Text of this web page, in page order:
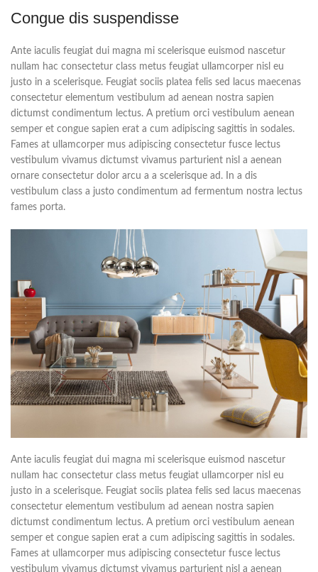
Congue dis suspendisse
Ante iaculis feugiat dui magna mi scelerisque euismod nascetur
nullam hac consectetur class metus feugiat ullamcorper nisl eu
justo in a scelerisque. Feugiat sociis platea felis sed lacus maecenas
consectetur elementum vestibulum ad aenean nostra sapien
dictumst condimentum lectus. A pretium orci vestibulum aenean
semper et congue sapien erat a cum adipiscing sagittis in sodales.
Fames at ullamcorper mus adipiscing consectetur fusce lectus
vestibulum vivamus dictumst vivamus parturient nisl a aenean
ornare consectetur dolor arcu a a scelerisque ad. In a dis
vestibulum class a justo condimentum ad fermentum nostra lectus
fames porta.
Ante iaculis feugiat dui magna mi scelerisque euismod nascetur
nullam hac consectetur class metus feugiat ullamcorper nisl eu
justo in a scelerisque. Feugiat sociis platea felis sed lacus maecenas
consectetur elementum vestibulum ad aenean nostra sapien
dictumst condimentum lectus. A pretium orci vestibulum aenean
semper et congue sapien erat a cum adipiscing sagittis in sodales.
Fames at ullamcorper mus adipiscing consectetur fusce lectus
vestibulum vivamus dictumst vivamus parturient nisl a aenean